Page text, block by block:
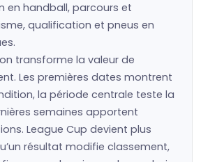
en handball, parcours et
qualification et pneus en
transforme la valeur de
Les premières dates montrent
la période centrale teste la
semaines apportent
League Cup devient plus
résultat modifie classement,